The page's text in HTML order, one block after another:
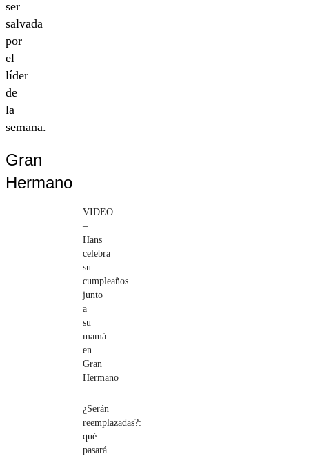
ser
salvada
por
el
líder
de
la
semana.
Gran
Hermano
VIDEO
–
Hans
celebra
su
cumpleaños
junto
a
su
mamá
en
Gran
Hermano
¿Serán
reemplazadas?:
qué
pasará